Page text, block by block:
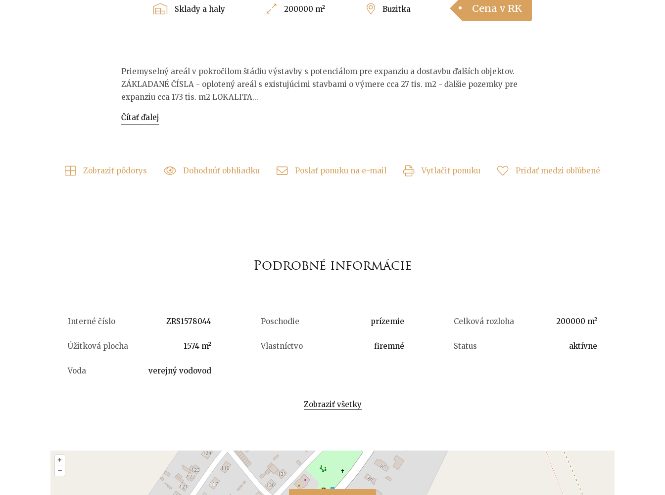
Sklady a haly 200000 m² Buzitka Cena v RK
Priemyselný areál v pokročilom štádiu výstavby s potenciálom pre expanziu a dostavbu ďalších objektov.
ZÁKLADANÉ ČÍSLA - oplotený areál s existujúcimi stavbami o výmere cca 27 tis. m2 - ďalšie pozemky pre
expanziu cca 173 tis. m2 LOKALITA...
Čítať ďalej
Zobraziť pôdorys Dohodnúť obhliadku Poslať ponuku na e-mail Vytlačiť ponuku Pridať medzi obľúbené
Podrobné informácie
Interné číslo ZRS1578044 Poschodie prízemie Celková rozloha 200000 m²
Úžitková plocha 1574 m² Vlastníctvo firemné Status aktívne
Voda verejný vodovod
Zobraziť všetky
+
–